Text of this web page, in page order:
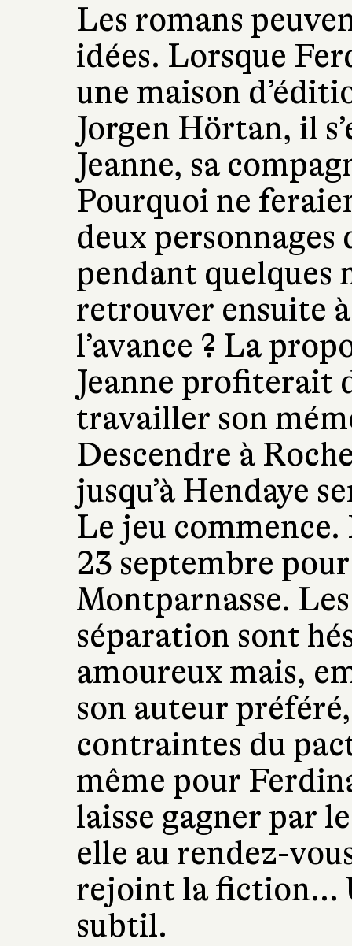
Les romans
idées. Lorsque
une maison
Jorgen Hörtan, il
Jeanne, sa
Pourquoi ne
deux personnages
pendant quelques
retrouver ensuite
l’avance ? La
Jeanne profiterait
travailler son
Descendre à
jusqu’à Hendaye
Le jeu commence.
23 septembre
Montparnasse.
séparation sont
amoureux mais,
son auteur
contraintes du
même pour
laisse gagner par
elle au rendez-
rejoint la fiction...
subtil.